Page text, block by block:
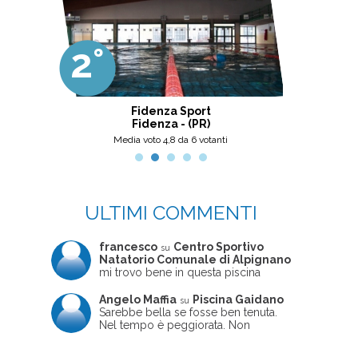
2°
Fidenza Sport
Fidenza - (PR)
Media voto 4,8 da 6 votanti
ULTIMI COMMENTI
francesco su Centro Sportivo
Natatorio Comunale di Alpignano
mi trovo bene in questa piscina
Angelo Maffia su
Piscina Gaidano
Sarebbe bella se fosse ben tenuta.
Nel tempo è peggiorata. Non